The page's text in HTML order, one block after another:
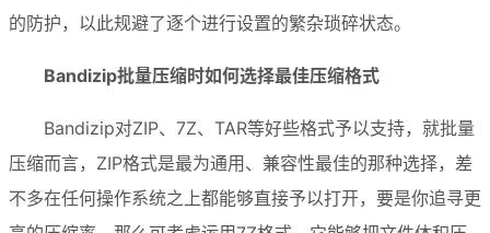
的防护，以此规避了逐个进行设置的繁杂琐碎状态。
Bandizip批量压缩时如何选择最佳压缩格式
Bandizip对ZIP、7Z、TAR等好些格式予以支持，就批量
压缩而言，ZIP格式是最为通用、兼容性最佳的那种选择，差
不多在任何操作系统之上都能够直接予以打开，要是你追寻更